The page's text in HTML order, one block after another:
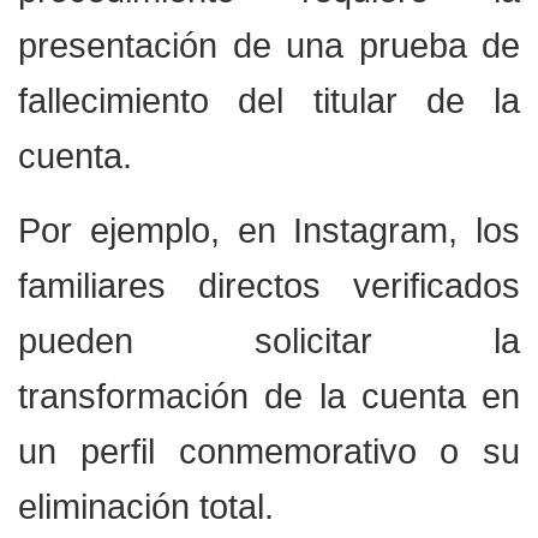
presentación de una prueba de
fallecimiento del titular de la
cuenta.
Por ejemplo, en Instagram, los
familiares directos verificados
pueden solicitar la
transformación de la cuenta en
un perfil conmemorativo o su
eliminación total.